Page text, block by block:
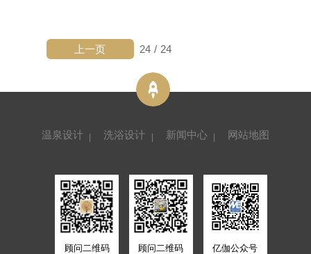
24 / 24
上一页
温泉设计 洗浴设计 新闻中心 网站地图
顾问二维码 顾问二维码 亿伽公众号